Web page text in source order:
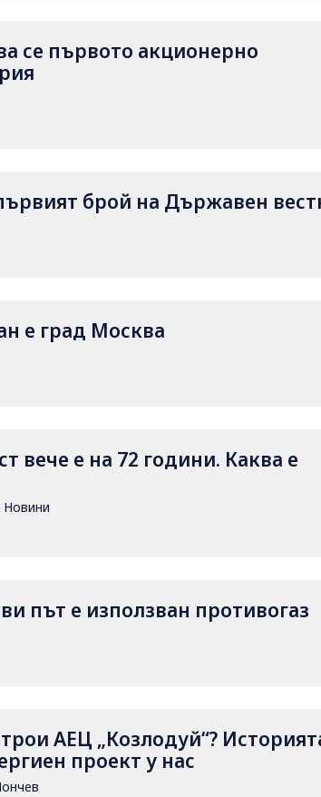
се първото акционерно
брой на Държавен
е град Москва
вече е на 72 години. Каква е
Новини
път е използван противогаз
АЕЦ „Козлодуй“?
проект у нас